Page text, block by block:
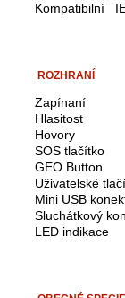
Kompatibilní
ROZHRANÍ
Zapínaní
Hlasitost
Hovory
SOS tlačítko
GEO Button
Uživatelské
Mini USB
Sluchátkový
LED indikace